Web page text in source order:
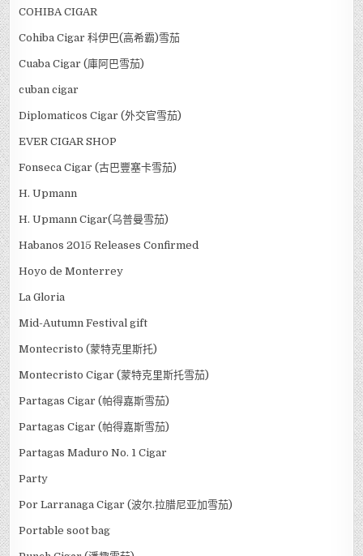
COHIBA CIGAR
Cohiba Cigar 科伊巴(高希霸)雪茄
Cuaba Cigar (庫阿巴雪茄)
cuban cigar
Diplomaticos Cigar (外交官雪茄)
EVER CIGAR SHOP
Fonseca Cigar (古巴豐塞卡雪茄)
H. Upmann
H. Upmann Cigar(乌普曼雪茄)
Habanos 2015 Releases Confirmed
Hoyo de Monterrey
La Gloria
Mid-Autumn Festival gift
Montecristo (蒙特克里斯托)
Montecristo Cigar (蒙特克里斯托雪茄)
Partagas Cigar (帕得嘉斯雪茄)
Partagas Cigar (帕得嘉斯雪茄)
Partagas Maduro No. 1 Cigar
Party
Por Larranaga Cigar (波尔.拉腊尼亚加雪茄)
Portable soot bag